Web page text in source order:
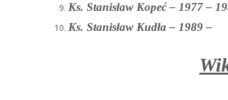
Ks. Stanisław Kopeć – 1977 –
Ks. Stanisław Kudła – 1989 –